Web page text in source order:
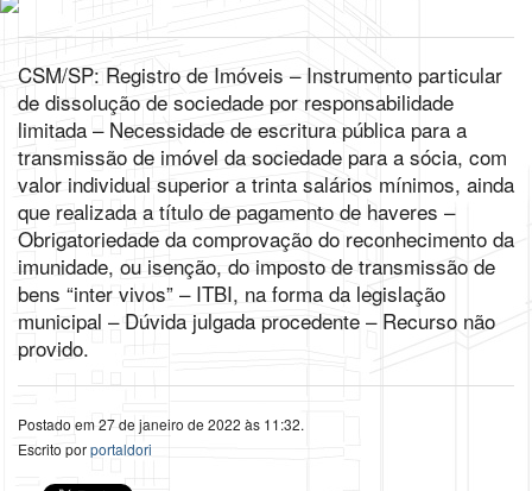
CSM/SP: Registro de Imóveis – Instrumento particular
de dissolução de sociedade por responsabilidade
limitada – Necessidade de escritura pública para a
transmissão de imóvel da sociedade para a sócia, com
valor individual superior a trinta salários mínimos, ainda
que realizada a título de pagamento de haveres –
Obrigatoriedade da comprovação do reconhecimento da
imunidade, ou isenção, do imposto de transmissão de
bens “inter vivos” – ITBI, na forma da legislação
municipal – Dúvida julgada procedente – Recurso não
provido.
Postado em 27 de janeiro de 2022 às 11:32.
Escrito porportaldori